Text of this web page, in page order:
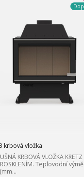
krbová vložka
KRBOVÁ VLOŽKA KRETZ
Teplovodní